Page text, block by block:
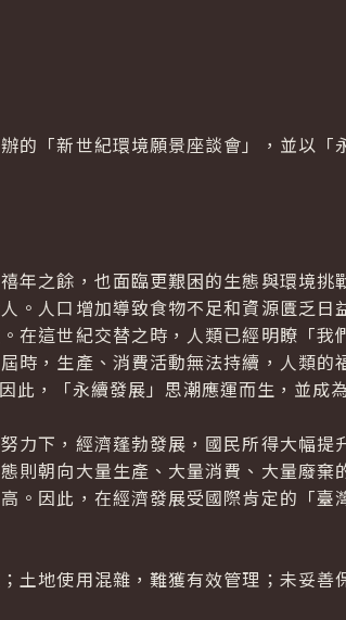
「新世紀環境願景座談會」，並以「
餘，也面臨更艱困的生態與環境挑
人口增加導致食物不足和資源匱乏日
在這世紀交替之時，人類已經明瞭「我
時，生產、消費活動無法持續，人類的
，「永續發展」思潮應運而生，並成
下，經濟蓬勃發展，國民所得大幅提
則朝向大量生產、大量消費、大量廢棄
。因此，在經濟發展受國際肯定的「臺
地使用混雜，難獲有效管理；未妥善